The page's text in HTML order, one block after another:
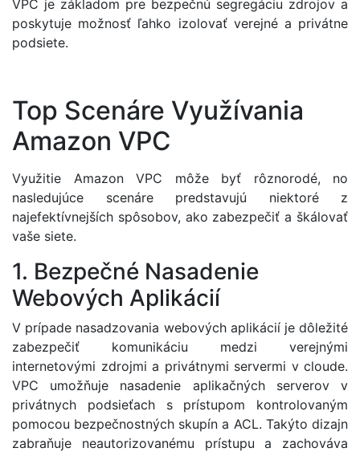
VPC je základom pre bezpečnú segregáciu zdrojov a
poskytuje možnosť ľahko izolovať verejné a privátne
podsiete.
Top Scenáre Využívania
Amazon VPC
Využitie Amazon VPC môže byť rôznorodé, no
nasledujúce scenáre predstavujú niektoré z
najefektívnejších spôsobov, ako zabezpečiť a škálovať
vaše siete.
1. Bezpečné Nasadenie
Webových Aplikácií
V prípade nasadzovania webových aplikácií je dôležité
zabezpečiť komunikáciu medzi verejnými
internetovými zdrojmi a privátnymi servermi v cloude.
VPC umožňuje nasadenie aplikačných serverov v
privátnych podsieťach s prístupom kontrolovaným
pomocou bezpečnostných skupín a ACL. Takýto dizajn
zabraňuje neautorizovanému prístupu a zachováva